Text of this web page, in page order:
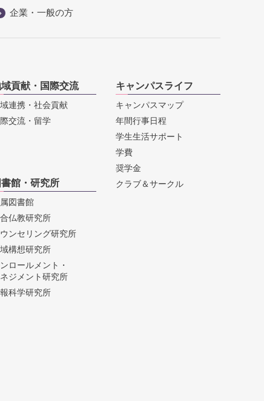
企業・一般の方
貢献・国際交流
連携・社会貢献
交流・留学
キャンパスライフ
キャンパスマップ
年間行事日程
学生生活サポート
学費
奨学金
クラブ＆サークル
書館・研究所
図書館
仏教研究所
ンセリング研究所
構想研究所
ロールメント・
ジメント研究所
科学研究所